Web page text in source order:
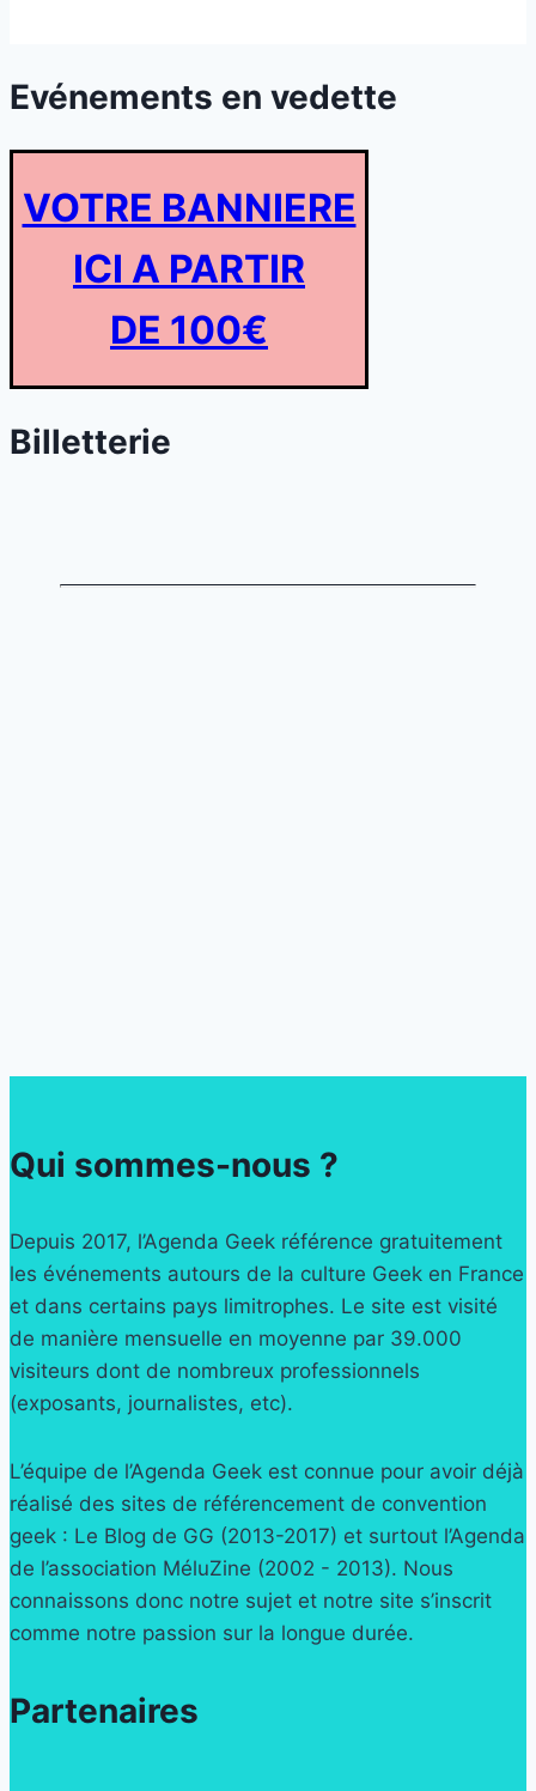
Evénements en vedette
VOTRE BANNIERE
ICI A PARTIR
DE 100€
Billetterie
Qui sommes-nous ?
Depuis 2017, l’Agenda Geek référence gratuitement
les événements autours de la culture Geek en France
et dans certains pays limitrophes. Le site est visité
de manière mensuelle en moyenne par 39.000
visiteurs dont de nombreux professionnels
(exposants, journalistes, etc).
L’équipe de l’Agenda Geek est connue pour avoir déjà
réalisé des sites de référencement de convention
geek : Le Blog de GG (2013-2017) et surtout l’Agenda
de l’association MéluZine (2002 - 2013). Nous
connaissons donc notre sujet et notre site s’inscrit
comme notre passion sur la longue durée.
Partenaires